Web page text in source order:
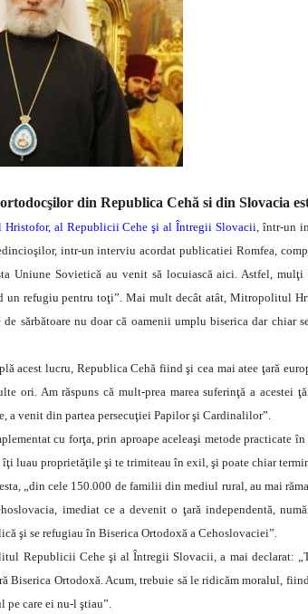
din Republica Cehă si din Slovacia
al Republicii Cehe şi al Întregii Slovacii, într-un
intr-un interviu acordat publicatiei Romfea,
Uniune Sovietică au venit să locuiască aici. Astfel,
refugiu pentru toţi”.Mai mult decât atât, Mitropolitul
sărbătoare nu doar că oamenii umplu biserica dar chiar
acest lucru, Republica Cehă fiind şi cea mai atee ţară
ori. Am răspuns că mult-prea marea suferinţă a
a venit din partea persecuţiei Papilor şi Cardinalilor”.
cu forţa, prin aproape aceleaşi metode practicate
îţi luau proprietăţile şi te trimiteau în exil, şi poate chiar
„din cele 150.000 de familii din mediul rural, au mai
imediat ce a devenit o ţară independentă,
şi se refugiau în Biserica Ortodoxă a Cehoslovaciei”.
Republicii Cehe şi al Întregii Slovacii, a mai declarat:
Biserica Ortodoxă. Acum, trebuie să le ridicăm moralul,
pe care ei nu-l ştiau”.